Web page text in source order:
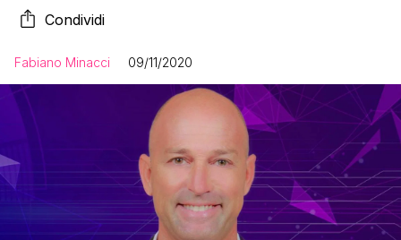
Condividi
Fabiano Minacci 09/11/2020